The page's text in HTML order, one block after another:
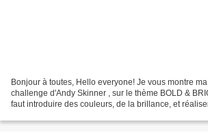
Bonjour à toutes, Hello everyone! Je vous montre
challenge d'Andy Skinner , sur le thème BOLD &
faut introduire des couleurs, de la brillance, et